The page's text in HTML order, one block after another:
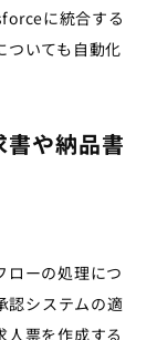
に統合する
ついても自動化
や納品書
ーの処理につ
認システムの適
人票を作成する